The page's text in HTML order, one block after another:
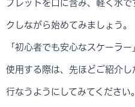
ブレットを口に含み、軽く水
クしながら始めてみましょう。
「初心者でも安心なスケーラ
使用する際は、先ほどご紹介
行なうようにしてみてください。